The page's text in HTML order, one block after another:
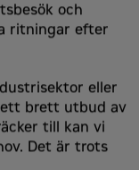
och
ritningar efter
eller
ett brett utbud av
till kan vi
Det är trots